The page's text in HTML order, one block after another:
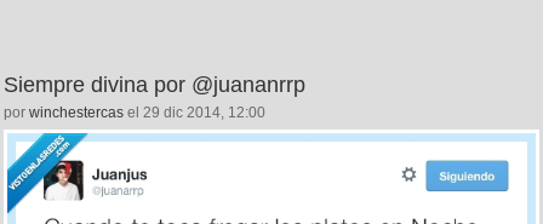
Siempre divina por @juananrrp
por winchestercas el 29 dic 2014, 12:00